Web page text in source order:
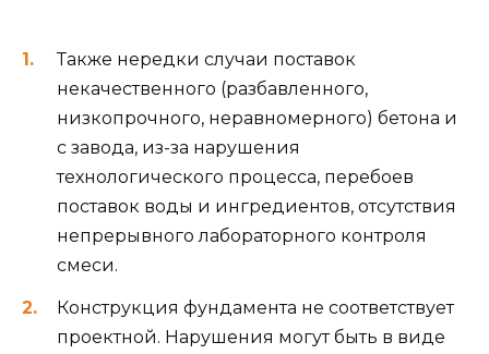
Также нередки случаи поставок
некачественного (разбавленного,
низкопрочного, неравномерного) бетона и
с завода, из-за нарушения
технологического процесса, перебоев
поставок воды и ингредиентов, отсутствия
непрерывного лабораторного контроля
смеси.
Конструкция фундамента не соответствует
проектной. Нарушения могут быть в виде